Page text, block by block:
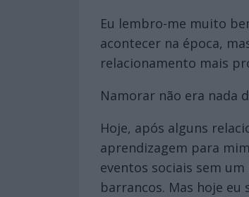
Eu lembro-me muito
acontecer na época,
relacionamento mais
Namorar não era nada
Hoje, após alguns
aprendizagem para
eventos sociais sem
barrancos. Mas hoje